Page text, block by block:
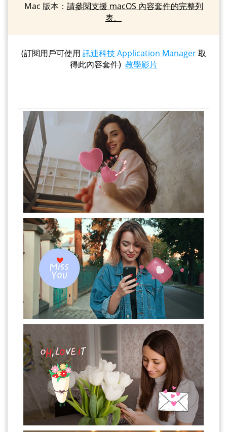
Mac 版本： 請參閱支援 macOS 內容套件的完整列
表。
(訂閱用戶可使用 訊連科技 Application Manager取
得此內容套件) 教學影片